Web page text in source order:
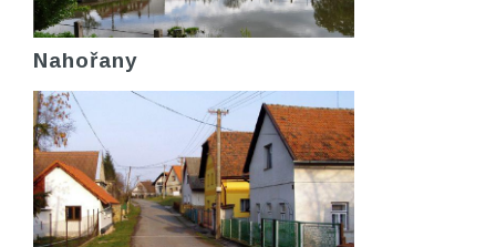
Nahořany